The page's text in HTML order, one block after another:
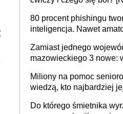
80 procent phishingu
inteligencja. Nawet
Zamiast jednego
mazowieckiego 3 nowe:
Europie nie ma tak
stołecznych
Miliony na pomoc
wiedzą, kto najbardziej
Do którego śmietnika